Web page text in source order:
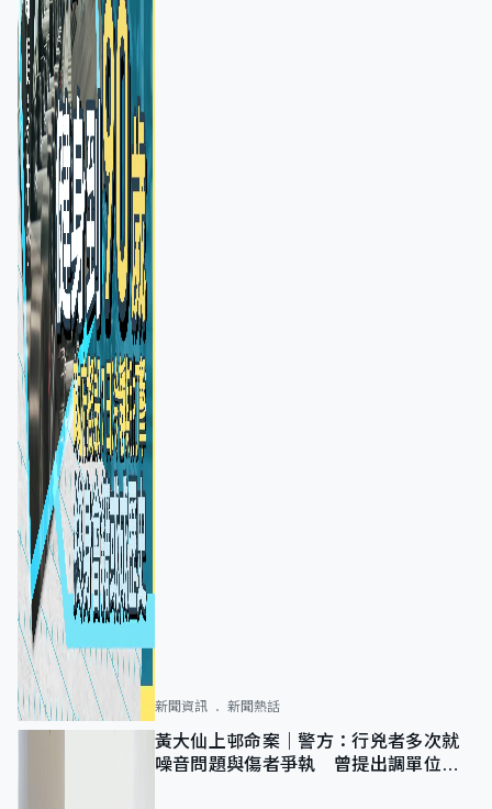
新聞資訊 新聞熱話
黃大仙上邨命案｜警方：行兇者多次就
噪音問題與傷者爭執 曾提出調單位已